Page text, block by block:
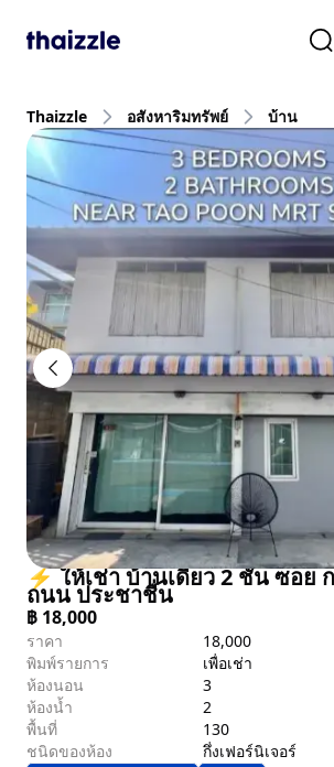
Thaizzle อสังหาริมทรัพย์ บ้าน
⚡ ให้เช่า บ้านเดี่ยว 2 ชั้น ซอย
ถนน ประชาชื่น
฿ 18,000
ราคา
18,000
พิมพ์รายการ
เพื่อเช่า
ห้องนอน
3
ห้องน้ำ
2
พื้นที่
130
ชนิดของห้อง
กึ่งเฟอร์นิเจอร์